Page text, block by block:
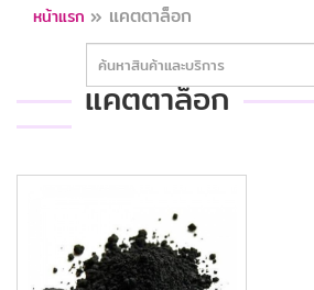
หน้าแรก » แคตตาล็อก
แคตตาล็อก